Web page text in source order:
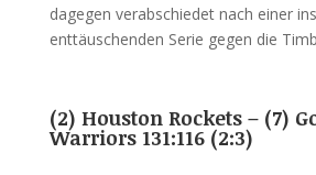
dagegen verabschiedet nach einer
enttäuschenden Serie gegen die
(2) Houston Rockets – (7)
Warriors 131:116 (2:3)